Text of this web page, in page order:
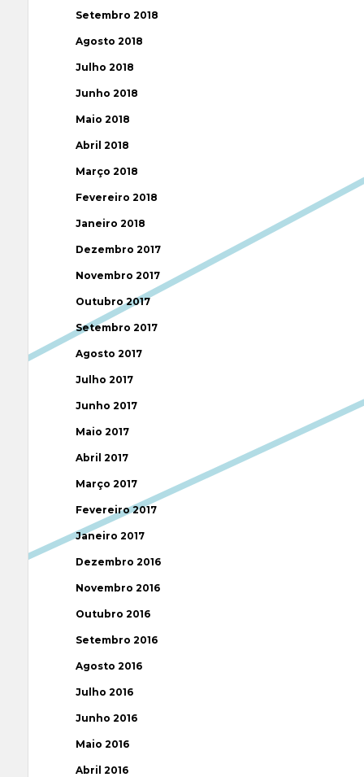
Setembro 2018
Agosto 2018
Julho 2018
Junho 2018
Maio 2018
Abril 2018
Março 2018
Fevereiro 2018
Janeiro 2018
Dezembro 2017
Novembro 2017
Outubro 2017
Setembro 2017
Agosto 2017
Julho 2017
Junho 2017
Maio 2017
Abril 2017
Março 2017
Fevereiro 2017
Janeiro 2017
Dezembro 2016
Novembro 2016
Outubro 2016
Setembro 2016
Agosto 2016
Julho 2016
Junho 2016
Maio 2016
Abril 2016